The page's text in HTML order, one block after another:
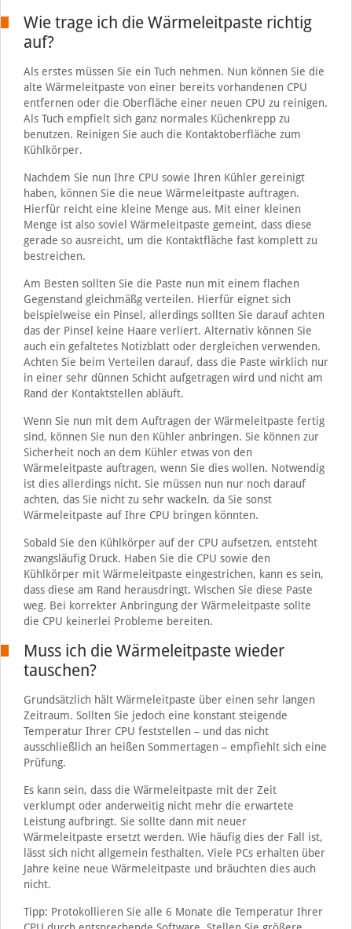
Wie trage ich die Wärmeleitpaste richtig
auf?
Als erstes müssen Sie ein Tuch nehmen. Nun können Sie die
alte Wärmeleitpaste von einer bereits vorhandenen CPU
entfernen oder die Oberfläche einer neuen CPU zu reinigen.
Als Tuch empfielt sich ganz normales Küchenkrepp zu
benutzen. Reinigen Sie auch die Kontaktoberfläche zum
Kühlkörper.
Nachdem Sie nun Ihre CPU sowie Ihren Kühler gereinigt
haben, können Sie die neue Wärmeleitpaste auftragen.
Hierfür reicht eine kleine Menge aus. Mit einer kleinen
Menge ist also soviel Wärmeleitpaste gemeint, dass diese
gerade so ausreicht, um die Kontaktfläche fast komplett zu
bestreichen.
Am Besten sollten Sie die Paste nun mit einem flachen
Gegenstand gleichmäßg verteilen. Hierfür eignet sich
beispielweise ein Pinsel, allerdings sollten Sie darauf achten
das der Pinsel keine Haare verliert. Alternativ können Sie
auch ein gefaltetes Notizblatt oder dergleichen verwenden.
Achten Sie beim Verteilen darauf, dass die Paste wirklich nur
in einer sehr dünnen Schicht aufgetragen wird und nicht am
Rand der Kontaktstellen abläuft.
Wenn Sie nun mit dem Auftragen der Wärmeleitpaste fertig
sind, können Sie nun den Kühler anbringen. Sie können zur
Sicherheit noch an dem Kühler etwas von den
Wärmeleitpaste auftragen, wenn Sie dies wollen. Notwendig
ist dies allerdings nicht. Sie müssen nun nur noch darauf
achten, das Sie nicht zu sehr wackeln, da Sie sonst
Wärmeleitpaste auf Ihre CPU bringen könnten.
Sobald Sie den Kühlkörper auf der CPU aufsetzen, entsteht
zwangsläufig Druck. Haben Sie die CPU sowie den
Kühlkörper mit Wärmeleitpaste eingestrichen, kann es sein,
dass diese am Rand herausdringt. Wischen Sie diese Paste
weg. Bei korrekter Anbringung der Wärmeleitpaste sollte
die CPU keinerlei Probleme bereiten.
Muss ich die Wärmeleitpaste wieder
tauschen?
Grundsätzlich hält Wärmeleitpaste über einen sehr langen
Zeitraum. Sollten Sie jedoch eine konstant steigende
Temperatur Ihrer CPU feststellen – und das nicht
ausschließlich an heißen Sommertagen – empfiehlt sich eine
Prüfung.
Es kann sein, dass die Wärmeleitpaste mit der Zeit
verklumpt oder anderweitig nicht mehr die erwartete
Leistung aufbringt. Sie sollte dann mit neuer
Wärmeleitpaste ersetzt werden. Wie häufig dies der Fall ist,
lässt sich nicht allgemein festhalten. Viele PCs erhalten über
Jahre keine neue Wärmeleitpaste und bräuchten dies auch
nicht.
Tipp: Protokollieren Sie alle 6 Monate die Temperatur Ihrer